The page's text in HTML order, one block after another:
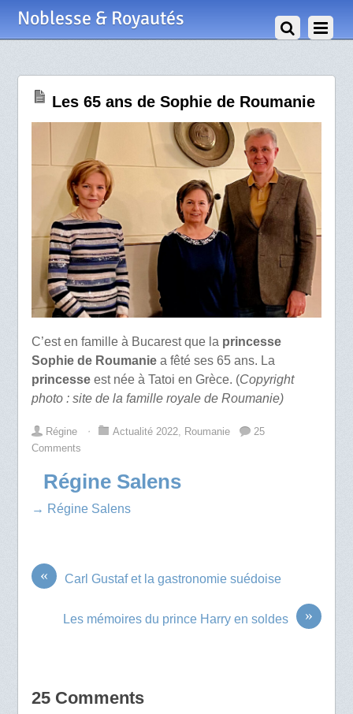
Noblesse & Royautés
Les 65 ans de Sophie de Roumanie
C’est en famille à Bucarest que la princesse
Sophie de Roumaniea fêté ses 65 ans. La
princesseest née à Tatoi en Grèce. (Copyright
photo : site de la famille royale de Roumanie)
Régine ⋅ Actualité 2022, Roumanie
25
Comments
Régine Salens
→ Régine Salens
« Carl Gustaf et la gastronomie suédoise
»
Les mémoires du prince Harry en soldes
25 Comments